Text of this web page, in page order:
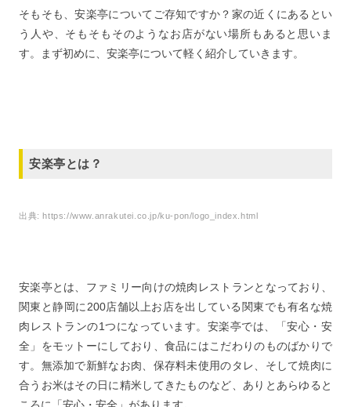
そもそも、安楽亭についてご存知ですか？家の近くにあるとい
う人や、そもそもそのようなお店がない場所もあると思いま
す。まず初めに、安楽亭について軽く紹介していきます。
安楽亭とは？
出典:https://www.anrakutei.co.jp/ku-pon/logo_index.html
安楽亭とは、ファミリー向けの焼肉レストランとなっており、
関東と静岡に200店舗以上お店を出している関東でも有名な焼
肉レストランの1つになっています。安楽亭では、「安心・安
全」をモットーにしており、食品にはこだわりのものばかりで
す。無添加で新鮮なお肉、保存料未使用のタレ、そして焼肉に
合うお米はその日に精米してきたものなど、ありとあらゆると